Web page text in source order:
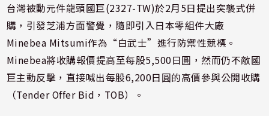
台灣被動元件龍頭國巨(2327-TW)於2月5日提出突襲式併
購，引發芝浦方面警覺，隨即引入日本零組件大廠
Minebea Mitsumi作為“白武士”進行防禦性競標。
Minebea將收購報價提高至每股5,500日圓，然而仍不敵國
巨主動反擊，直接喊出每股6,200日圓的高價參與公開收購
（Tender Offer Bid，TOB）。